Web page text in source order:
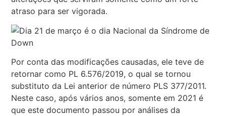
atraso para ser vigorada.
Por conta das modificações causadas, ele teve de
retornar como PL 6.576/2019, o qual se tornou
substituto da Lei anterior de número PLS 377/2011.
Neste caso, após vários anos, somente em 2021 é
que este documento passou por análises da